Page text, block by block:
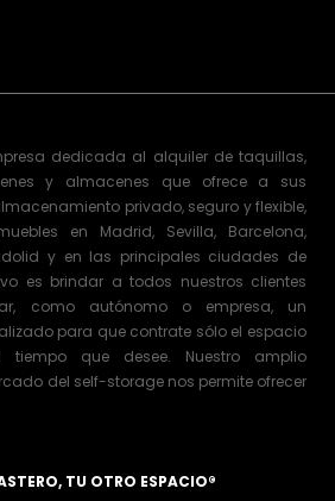
dedicada al alquiler de taquillas,
y almacenes que ofrece a sus
privado, seguro y flexible,
en Madrid, Sevilla, Barcelona,
y en las principales ciudades de
es brindar a todos nuestros clientes
como autónomo o empresa, un
para que contrate sólo el espacio
que desee. Nuestro amplio
del self-storage nos permite ofrecer
TU OTRO ESPACIO®